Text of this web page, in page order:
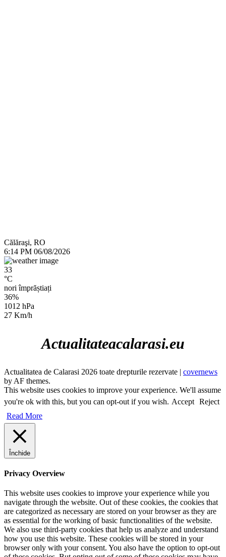
Călăraşi, RO
6:14 PM 06/08/2026
33
°C
nori împrăștiați
36%
1012 hPa
27 Km/h
Actualitateacalarasi.eu
Actualitatea de Calarasi 2026 toate drepturile rezervate | covernews
by AF themes.
This website uses cookies to improve your experience. We'll assume
you're ok with this, but you can opt-out if you wish. Accept Reject
Read More
Închide
Privacy Overview
This website uses cookies to improve your experience while you
navigate through the website. Out of these cookies, the cookies that
are categorized as necessary are stored on your browser as they are
as essential for the working of basic functionalities of the website.
We also use third-party cookies that help us analyze and understand
how you use this website. These cookies will be stored in your
browser only with your consent. You also have the option to opt-out